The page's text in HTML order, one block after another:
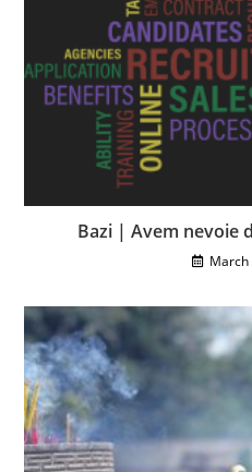
Bazi | Avem nevoie
March